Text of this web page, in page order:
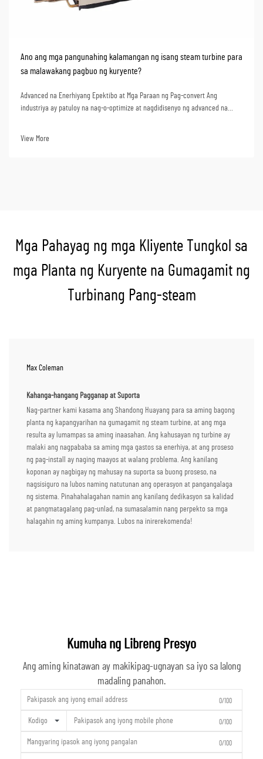
Ano ang mga pangunahing kalamangan ng isang steam turbine para
sa malawakang pagbuo ng kuryente?
Advanced na Enerhiyang Epektibo at Mga Paraan ng Pag-convert Ang
industriya ay patuloy na nag-o-optimize at nagdidisenyo ng advanced na
View More
Mga Pahayag ng mga Kliyente Tungkol sa
mga Planta ng Kuryente na Gumagamit ng
Turbinang Pang-steam
Max Coleman
Kahanga-hangang Pagganap at Suporta
Nag-partner kami kasama ang Shandong Huayang para sa aming bagong
planta ng kapangyarihan na gumagamit ng steam turbine, at ang mga
resulta ay lumampas sa aming inaasahan. Ang kahusayan ng turbine ay
malaki ang nagpababa sa aming mga gastos sa enerhiya, at ang proseso
ng pag-install ay naging maayos at walang problema. Ang kanilang
koponan ay nagbigay ng mahusay na suporta sa buong proseso, na
nagsisiguro na lubos naming natutunan ang operasyon at pangangalaga
ng sistema. Pinahahalagahan namin ang kanilang dedikasyon sa kalidad
at pangmatagalang pag-unlad, na sumasalamin nang perpekto sa mga
halagahin ng aming kumpanya. Lubos na inirerekomenda!
Kumuha ng Libreng Presyo
Ang aming kinatawan ay makikipag-ugnayan sa iyo sa lalong
madaling panahon.
0/100
Kodigo 0/100
0/100